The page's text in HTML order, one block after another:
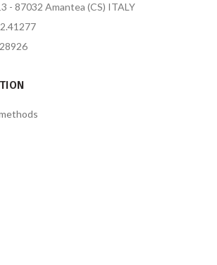
- 87032 Amantea (CS) ITALY